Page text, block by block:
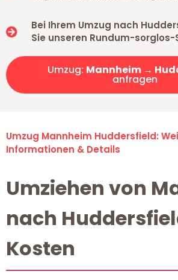
Bei Ihrem Umzug nach
Sie unseren Rundum-sorglos-
Umzug: Mannheim →
anfragen
Umzug Mannheim Huddersfield:
Informationen & Details
Umziehen von
nach
Kosten